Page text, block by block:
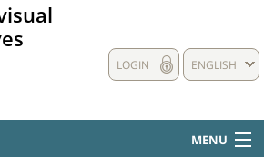
ENGLISH
LOGIN
MENU